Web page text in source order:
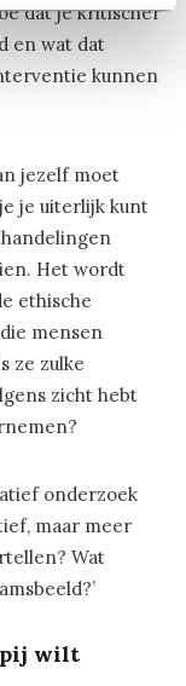
dat je kritischer
en wat dat
kunnen
jezelf moet
je uiterlijk kunt
Het wordt
ethische
mensen
ze zulke
zicht hebt
onderzoek
maar meer
Wat
wilt